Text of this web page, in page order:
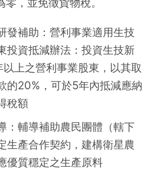
發補助：營利事業適用生技
投資抵減辦法：投資生技新
上之營利事業股東，以其取
的20%，可於5年內抵減應納
稅額
：輔導補助農民團體（轄下
生產合作契約，建構衛星農
優質穩定之生產原料